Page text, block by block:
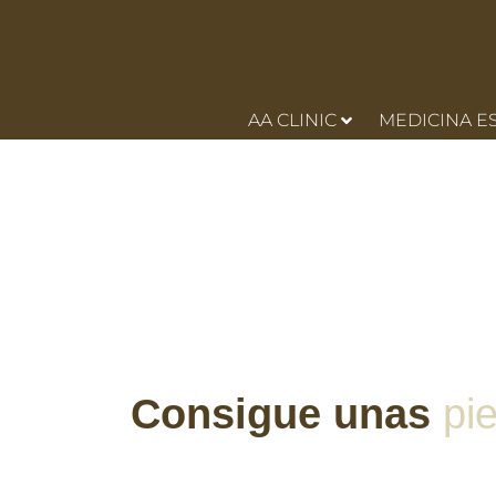
AA CLINIC MEDICINA
Lifting de piernas y muslos. ¿Has perdido peso
Consigue unas p ier